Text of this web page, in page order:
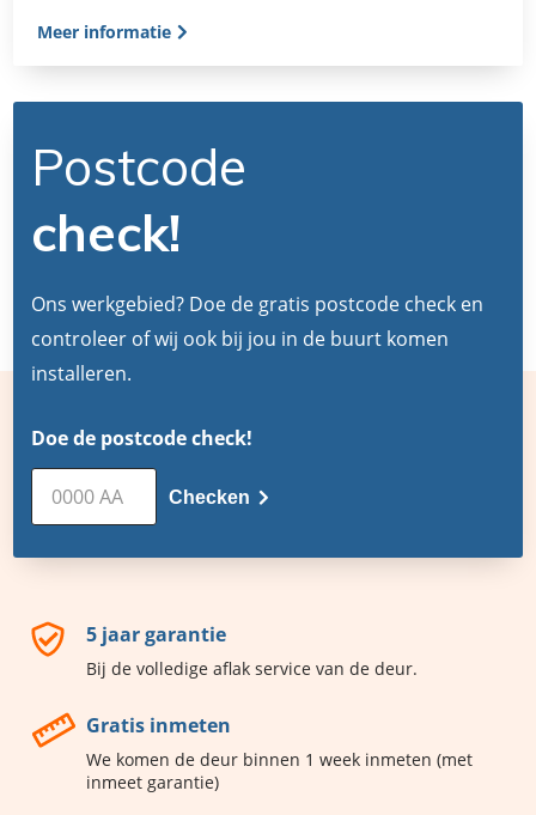
Meer informatie
Postcode
check!
Ons werkgebied? Doe de gratis postcode check en
controleer of wij ook bij jou in de buurt komen
installeren.
Doe de postcode check!
Checken
5 jaar garantie
Bij de volledige aflak service van de deur.
Gratis inmeten
We komen de deur binnen 1 week inmeten (met
inmeet garantie)